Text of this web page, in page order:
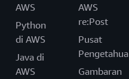
AWS
Python
di AWS
Java di
AWS
AWS
re:Post
Pusat
Gambaran